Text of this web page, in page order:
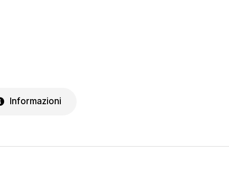
Informazioni